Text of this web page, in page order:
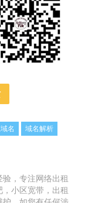
名 域名解析
，专注网络出租
小区宽带，出租